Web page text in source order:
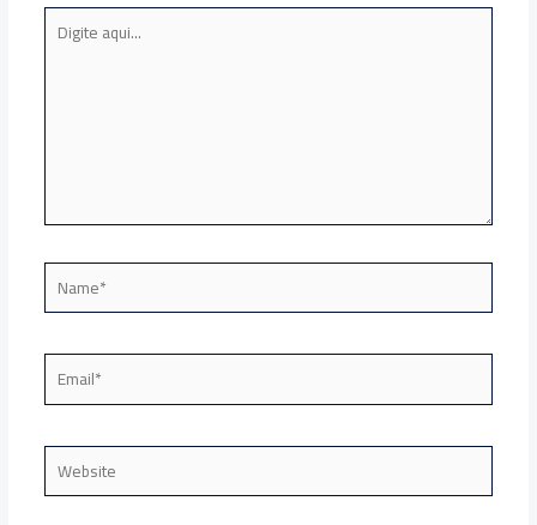
Digite
aqui...
Name*
Email*
Website